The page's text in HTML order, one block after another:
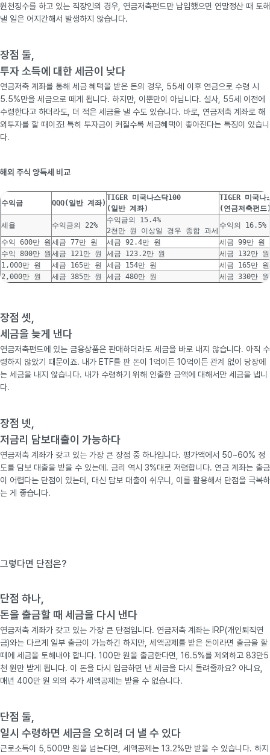
원천징수를 하고 있는 직장인의 경우, 연금저축펀드만 납입했으면 연말정산 때 토해
낼 일은 어지간해서 발생하지 않습니다.
장점 둘,
투자 소득에 대한 세금이 낮다
연금저축 계좌를 통해 세금 혜택을 받은 돈의 경우, 55세 이후 연금으로 수령 시
5.5%만을 세금으로 떼게 됩니다. 하지만, 이뿐만이 아닙니다. 설사, 55세 이전에
수령한다고 하더라도, 더 적은 세금을 낼 수도 있습니다. 바로, 연금저축 계좌로 해
외투자를 할 때이죠! 특히 투자금이 커질수록 세금혜택이 좋아진다는 특징이 있습니
다.
해외 주식 양득세 비교
수익금 QQQ(일반 계좌)
TIGER 미국나스닥100
(일반 계좌)
TIGER 미국나
(연금저축펀드
세율
수익금의 22%
수익금의 15.4%
2천만 원 이상일 경우 종합 과세
수익의 16.5%
수익 600만 원 세금 77만 원 세금 92.4만 원
세금 99만 원
수익 800만 원 세금 121만 원 세금 123.2만 원
세금 132만 원
1,000만 원
세금 165만 원 세금 154만 원
세금 165만 원
2,000만 원
세금 385만 원 세금 480만 원 세금 330만 원
장점 셋,
세금을 늦게 낸다
연금저축펀드에 있는 금융상품은 판매하더라도 세금을 바로 내지 않습니다. 아직 수
령하지 않았기 때문이죠. 내가 ETF를 판 돈이 1억이든 10억이든 관계 없이 당장에
는 세금을 내지 않습니다. 내가 수령하기 위해 인출한 금액에 대해서만 세금을 냅니
다.
장점 넷,
저금리 담보대출이 가능하다
연금저축 계좌가 갖고 있는 가장 큰 장점 중 하나입니다. 평가액에서 50~60% 정
도를 담보 대출을 받을 수 있는데. 금리 역시 3%대로 저렴합니다. 연금 계좌는 출금
이 어렵다는 단점이 있는데, 대신 담보 대출이 쉬우니, 이를 활용해서 단점을 극복하
는 게 좋습니다.
그렇다면 단점은?
단점 하나,
돈을 출금할 때 세금을 다시 낸다
연금저축 계좌가 갖고 있는 가장 큰 단점입니다. 연금저축 계좌는 IRP(개인퇴직연
금)와는 다르게 일부 출금이 가능하긴 하지만, 세액공제를 받은 돈이라면 출금을 할
때에 세금을 토해내야 합니다. 100만 원을 출금한다면, 16.5%를 제외하고 83만5
천 원만 받게 됩니다. 이 돈을 다시 입금하면 낸 세금을 다시 돌려줄까요? 아니요,
매년 400만 원 외의 추가 세액공제는 받을 수 없습니다.
단점 둘,
일시 수령하면 세금을 오히려 더 낼 수 있다
근로소득이 5,500만 원을 넘는다면, 세액공제는 13.2%만 받을 수 있습니다. 하지